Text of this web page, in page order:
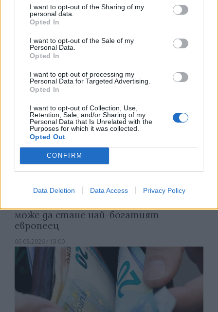
I want to opt-out of the Sharing of my
personal data.
Opted In
I want to opt-out of the Sale of my
Personal Data.
Opted In
I want to opt-out of processing my
Personal Data for Targeted Advertising.
Opted In
I want to opt-out of Collection, Use,
Retention, Sale, and/or Sharing of my
Personal Data that Is Unrelated with the
Purposes for which it was collected.
Opted Out
CONFIRM
Data Deletion Data Access Privacy Policy
Спадането на Дунав принуди Румъния
да възобнови работата на въглищна
електроцентрала
06.08.2026 / 15:30
може да стане най-богатият
европеец
06.08.2026 / 13:00